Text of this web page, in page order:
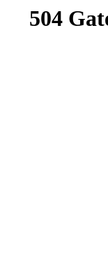
504